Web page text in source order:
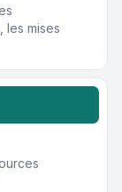
les mises